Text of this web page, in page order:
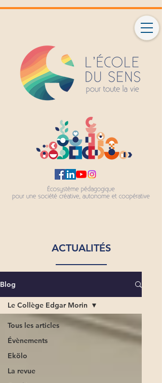
ACTUALITÉS
Blog
Tous les articles
Évènements
Ekölo
La revue
Le Collège Edgar Morin